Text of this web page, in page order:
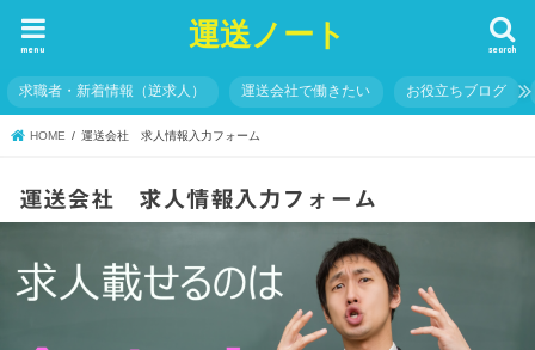
運送ノート search
menu
求職者・新着情報（逆求人） 運送会社で働きたい お役立ちブログ
HOME 運送会社 求人情報入力フォーム
運送会社 求人情報入力フォーム